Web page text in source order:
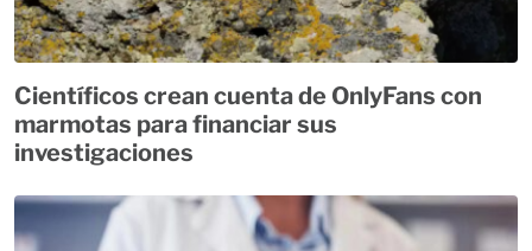
Científicos crean cuenta de OnlyFans con
marmotas para financiar sus
investigaciones